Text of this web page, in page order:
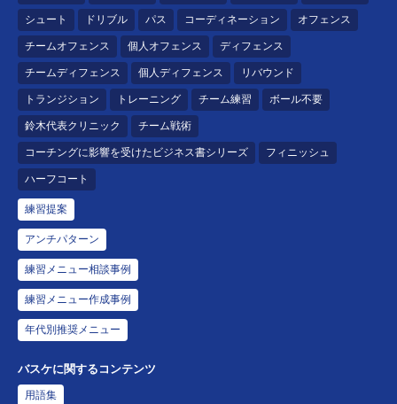
シュート ドリブル パス コーディネーション オフェンス
チームオフェンス 個人オフェンス ディフェンス
チームディフェンス 個人ディフェンス リバウンド
トランジション トレーニング チーム練習 ボール不要
鈴木代表クリニック チーム戦術
コーチングに影響を受けたビジネス書シリーズ フィニッシュ
ハーフコート
練習提案
アンチパターン
練習メニュー相談事例
練習メニュー作成事例
年代別推奨メニュー
バスケに関するコンテンツ
用語集